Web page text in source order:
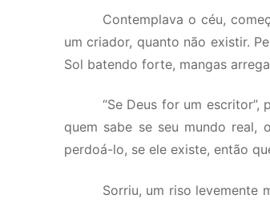
Contemplava o céu,
um criador, quanto não existir.
Sol batendo forte, mangas
“Se Deus for um
quem sabe se seu mundo real,
perdoá-lo, se ele existe, então
Sorriu, um riso levemente